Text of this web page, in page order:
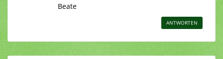
Beate
ANTWORTEN